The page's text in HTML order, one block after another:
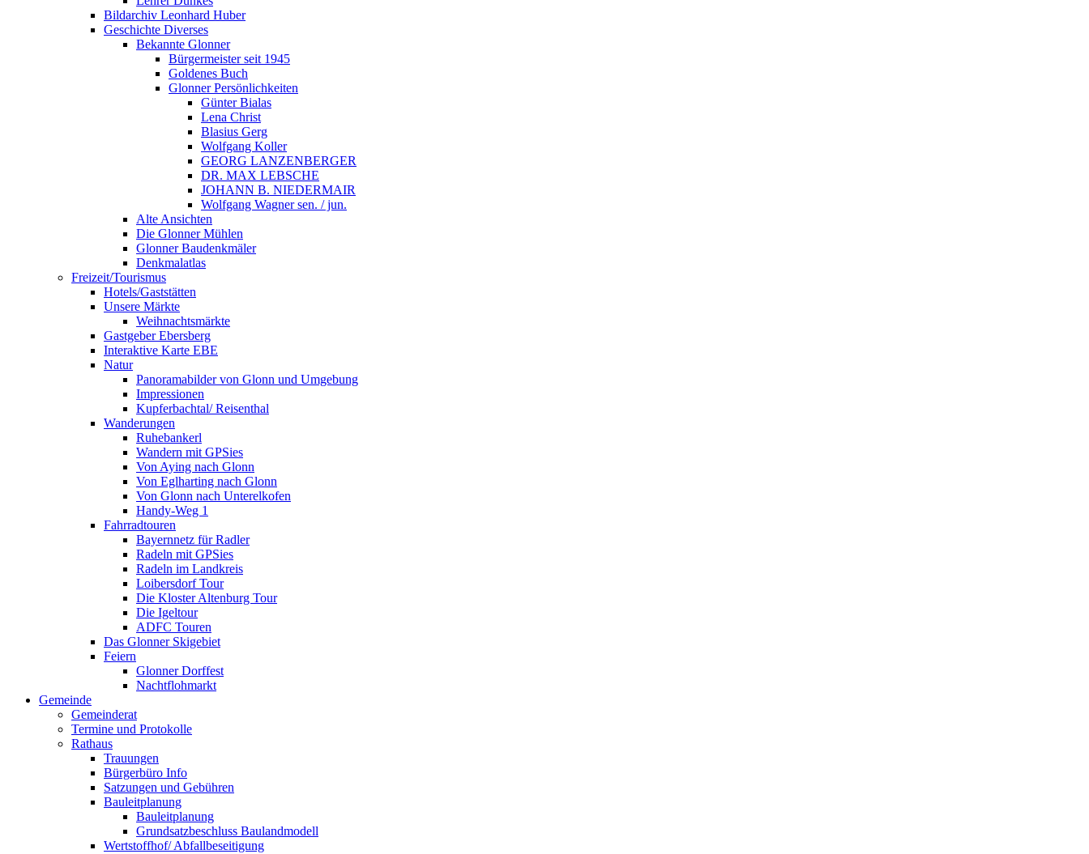
Bildarchiv Leonhard Huber
Geschichte Diverses
Bekannte Glonner
Bürgermeister seit 1945
Goldenes Buch
Glonner Persönlichkeiten
Günter Bialas
Lena Christ
Blasius Gerg
Wolfgang Koller
GEORG LANZENBERGER
DR. MAX LEBSCHE
JOHANN B. NIEDERMAIR
Wolfgang Wagner sen. / jun.
Alte Ansichten
Die Glonner Mühlen
Glonner Baudenkmäler
Denkmalatlas
Freizeit/Tourismus
Hotels/Gaststätten
Unsere Märkte
Weihnachtsmärkte
Gastgeber Ebersberg
Interaktive Karte EBE
Natur
Panoramabilder von Glonn und Umgebung
Impressionen
Kupferbachtal/ Reisenthal
Wanderungen
Ruhebankerl
Wandern mit GPSies
Von Aying nach Glonn
Von Eglharting nach Glonn
Von Glonn nach Unterelkofen
Handy-Weg 1
Fahrradtouren
Bayernnetz für Radler
Radeln mit GPSies
Radeln im Landkreis
Loibersdorf Tour
Die Kloster Altenburg Tour
Die Igeltour
ADFC Touren
Das Glonner Skigebiet
Feiern
Glonner Dorffest
Nachtflohmarkt
Gemeinde
Gemeinderat
Termine und Protokolle
Rathaus
Trauungen
Bürgerbüro Info
Satzungen und Gebühren
Bauleitplanung
Bauleitplanung
Grundsatzbeschluss Baulandmodell
Wertstoffhof/ Abfallbeseitigung